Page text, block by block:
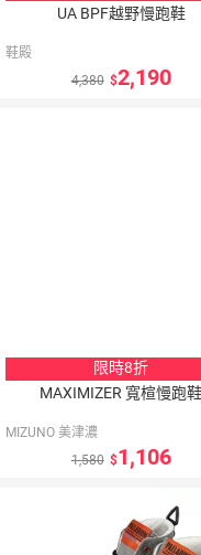
UA BPF越野慢跑鞋
鞋殿
4,380
2,190
限時8折
MAXIMIZER 寬楦慢跑鞋
MIZUNO 美津濃
1,580
1,106